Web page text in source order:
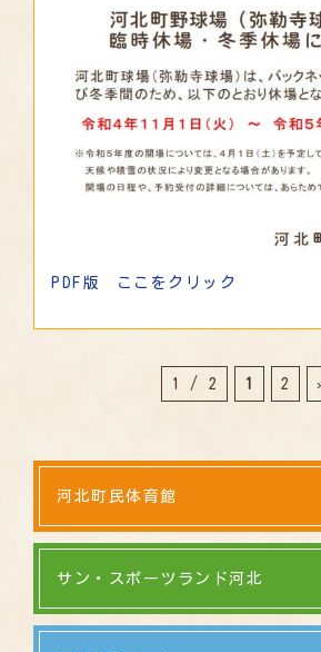
PDF版 ここをクリック
1 / 2 1 2
河北町民体育館
サン・スポーツランド河北